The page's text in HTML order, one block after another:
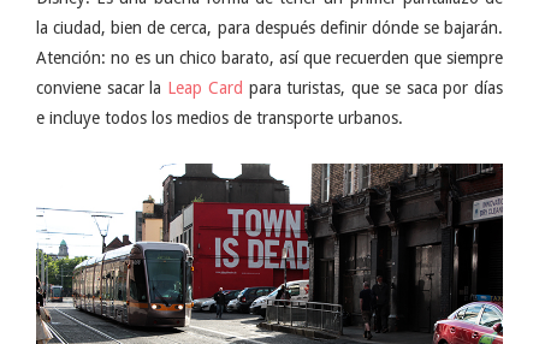
la ciudad, bien de cerca, para después definir dónde se bajarán.
Atención: no es un chico barato, así que recuerden que siempre
conviene sacar la Leap Card para turistas, que se saca por días
e incluye todos los medios de transporte urbanos.